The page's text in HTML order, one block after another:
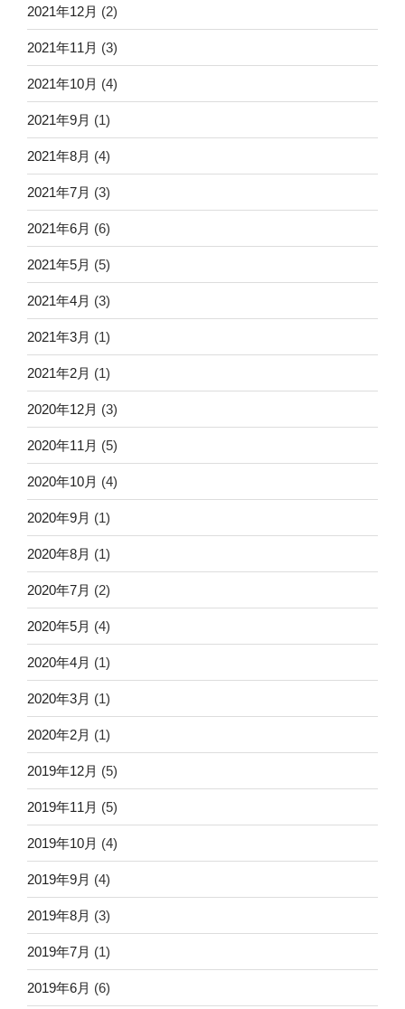
2021年12月 (2)
2021年11月 (3)
2021年10月 (4)
2021年9月 (1)
2021年8月 (4)
2021年7月 (3)
2021年6月 (6)
2021年5月 (5)
2021年4月 (3)
2021年3月 (1)
2021年2月 (1)
2020年12月 (3)
2020年11月 (5)
2020年10月 (4)
2020年9月 (1)
2020年8月 (1)
2020年7月 (2)
2020年5月 (4)
2020年4月 (1)
2020年3月 (1)
2020年2月 (1)
2019年12月 (5)
2019年11月 (5)
2019年10月 (4)
2019年9月 (4)
2019年8月 (3)
2019年7月 (1)
2019年6月 (6)